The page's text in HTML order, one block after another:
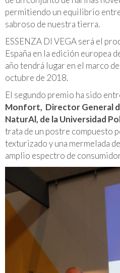
permitiendo un equilibrio
sabroso de nuestra tierra.
ESSENZA DI VEGA será el
España en la edición europea
año tendrá lugar en el marco
octubre de 2018.
El segundo premio ha sido
Monfort, Director General
NaturAl, de la Universidad
trata de un postre compuesto
texturizado y una mermelada
amplio espectro de